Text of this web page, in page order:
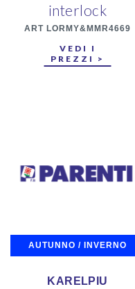
interlock
ART LORMY&MMR4669
VEDI I
PREZZI >
AUTUNNO / INVERNO
KARELPIU